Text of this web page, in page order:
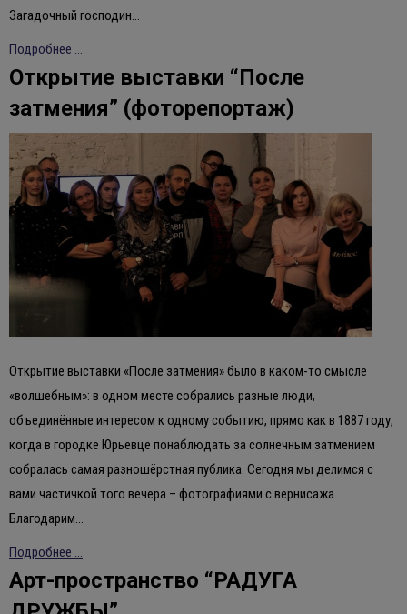
Загадочный господин…
Подробнее ...
Открытие выставки “После
затмения” (фоторепортаж)
Открытие выставки «После затмения» было в каком-то смысле
«волшебным»: в одном месте собрались разные люди,
объединённые интересом к одному событию, прямо как в 1887 году,
когда в городке Юрьевце понаблюдать за солнечным затмением
собралась самая разношёрстная публика. Сегодня мы делимся с
вами частичкой того вечера – фотографиями с вернисажа.
Благодарим…
Подробнее ...
Арт-пространство “РАДУГА